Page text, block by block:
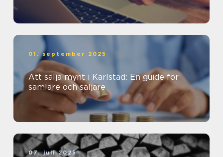
01. september 2025
Att sälja mynt i Karlstad: En guide för
samlare och säljare
07. juli 2025